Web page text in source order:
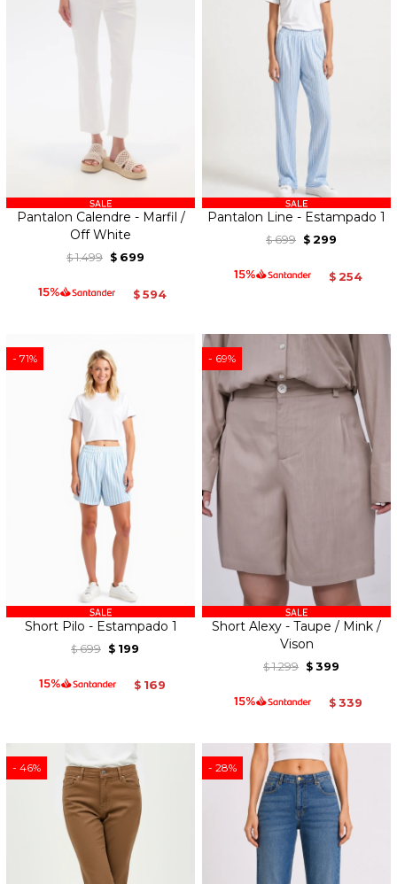
Pantalon Calendre - Marfil /
Off White
$ 1.499 $ 699
$ 594
Pantalon Line - Estampado 1
$ 699 $ 299
$ 254
71
Short Pilo - Estampado 1
$ 699 $ 199
$ 169
69
Short Alexy - Taupe / Mink /
Vison
$ 1.299 $ 399
$ 339
46 28